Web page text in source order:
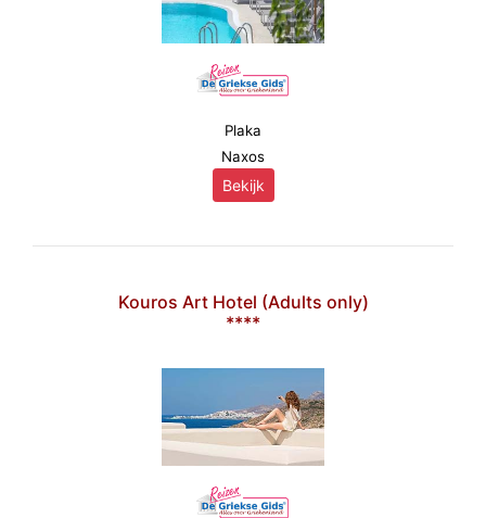
Plaka
Naxos
Bekijk
Kouros Art Hotel (Adults only)
****